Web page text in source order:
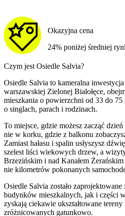
Okazyjna cena
24% poniżej średniej
Czym jest Osiedle Salvia?
Osiedle Salvia to kameralna
warszawskiej Zielonej Białołęce,
mieszkania o powierzchni od 33 do 75
o singlach, parach i rodzinach.
To miejsce, gdzie możesz zacząć
nie w korku, gdzie z balkonu
Zamiast hałasu i spalin usłyszysz
szelest liści wiekowych drzew, a
Brzezińskim i nad Kanałem
nie kilometrów pokonanych
Osiedle Salvia zostało
budynków mieszkalnych, jak i części
zyskają ciekawie ukształtowane
zróżnicowanych gatunkowo.